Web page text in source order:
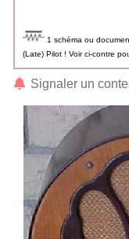
1 schéma ou
(Late) Pilot ! Voir ci-contre
Signaler un